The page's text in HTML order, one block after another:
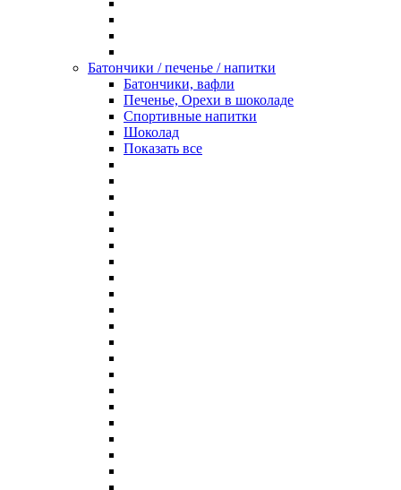
Батончики / печенье / напитки
Батончики, вафли
Печенье, Орехи в шоколаде
Спортивные напитки
Шоколад
Показать все